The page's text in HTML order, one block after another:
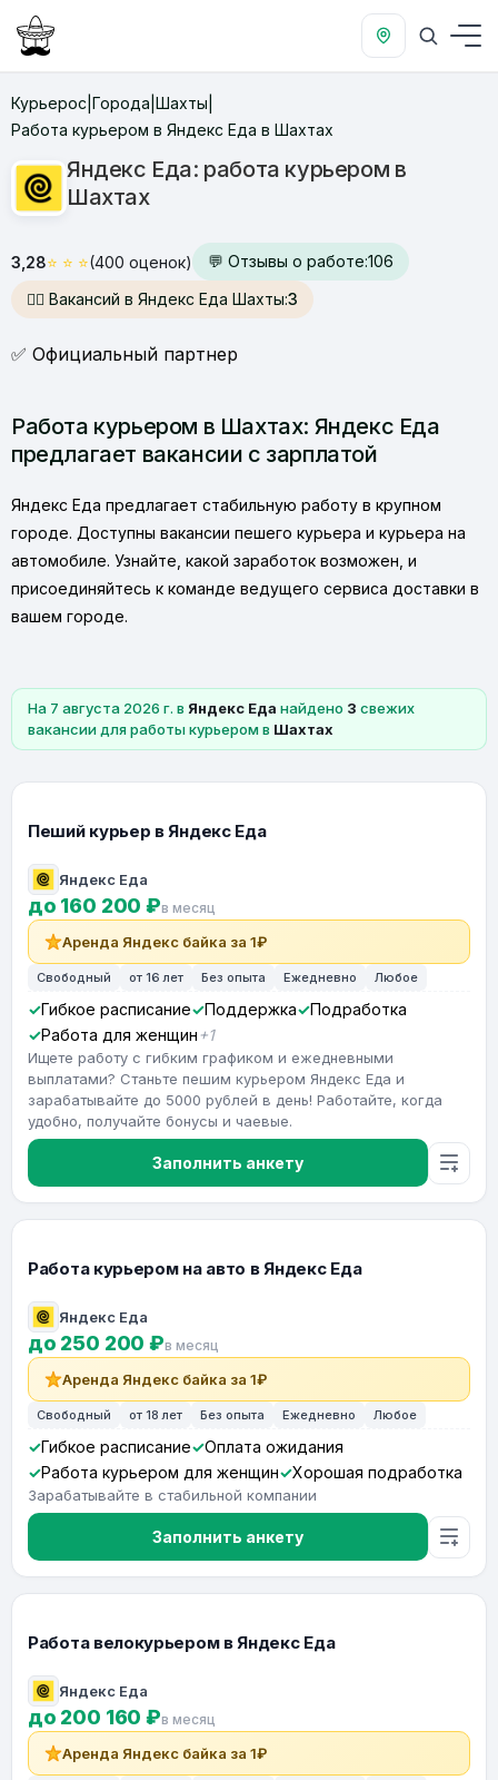
Курьерос Города Шахты
Работа курьером в Яндекс Еда в Шахтах
Яндекс Еда: работа курьером в
Шахтах
3,28⭐ ⭐ ⭐(400 оценок) 💬 Отзывы о работе:106
🙋‍♂️ Вакансий в Яндекс Еда Шахты:3
✅ Официальный партнер
Работа курьером в Шахтах: Яндекс Еда
предлагает вакансии с зарплатой
Яндекс Еда предлагает стабильную работу в крупном
городе. Доступны вакансии пешего курьера и курьера на
автомобиле. Узнайте, какой заработок возможен, и
присоединяйтесь к команде ведущего сервиса доставки в
вашем городе.
На 7 августа 2026 г. в Яндекс Еда найдено 3 свежих
вакансии для работы курьером в Шахтах
Пеший курьер в Яндекс Еда
Яндекс Еда
до 160 200 ₽в месяц
Аренда Яндекс байка за 1₽
Свободный от 16 лет Без опыта Ежедневно Любое
Гибкое расписание Поддержка
Подработка
Работа для женщин +1
Ищете работу с гибким графиком и ежедневными
выплатами? Станьте пешим курьером Яндекс Еда и
зарабатывайте до 5000 рублей в день! Работайте, когда
удобно, получайте бонусы и чаевые.
Заполнить анкету
Работа курьером на авто в Яндекс Еда
Яндекс Еда
до 250 200 ₽в месяц
Аренда Яндекс байка за 1₽
Свободный от 18 лет Без опыта Ежедневно Любое
Гибкое расписание
Оплата ожидания
Работа курьером для женщин
Хорошая подработка
Зарабатывайте в стабильной компании
Заполнить анкету
Работа велокурьером в Яндекс Еда
Яндекс Еда
до 200 160 ₽в месяц
Аренда Яндекс байка за 1₽